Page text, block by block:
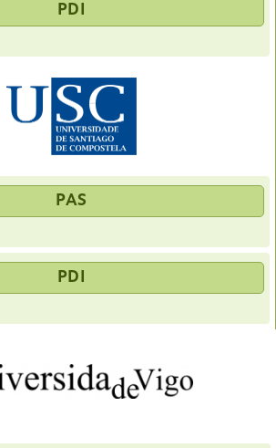
PDI
PAS
PDI